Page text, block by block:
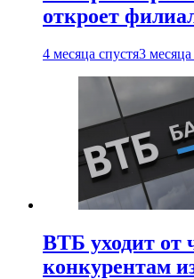
откроет
4 месяца спустя3 месяца
ВТБ уходит от
конкурентам